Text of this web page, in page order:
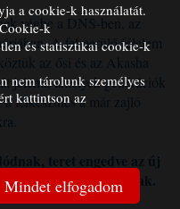
végbe a DNS-ben, az
A felmerülő félelem
az ősi és az Akasha
jelenti, amelyek generációk
felkészülés a már zajló
teret engedve az új
és a szív igazságának.
a cookie-k használatát.
k
és statisztikai cookie-k
nem tárolunk személyes
kattintson az
Mindet elfogadom